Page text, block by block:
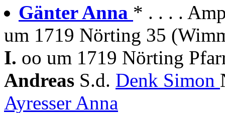
Gänter Anna * . . . .
um 1719 Nörting 35
I. oo um 1719 Nörting
Andreas S.d. Denk Simon
Ayresser Anna